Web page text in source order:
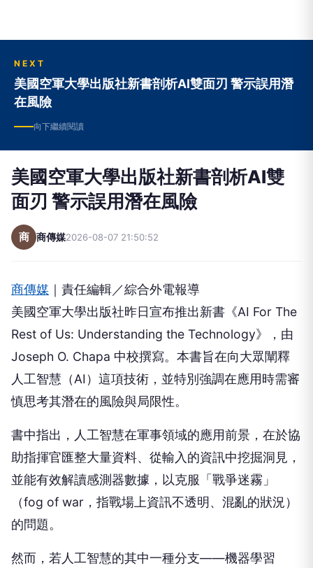
NEXT
美國空軍大學出版社新書剖析AI雙面刃 警示誤用潛
在風險
向下繼續閱讀
美國空軍大學出版社新書剖析AI雙
面刃 警示誤用潛在風險
商 商傳媒2026-08-07 21:50:52
商傳媒 ｜責任編輯／綜合外電報導
美國空軍大學出版社昨日宣布推出新書《AI For The
Rest of Us: Understanding the Technology》，由
Joseph O. Chapa 中校撰寫。本書旨在向大眾闡釋
人工智慧（AI）這項技術，並特別強調在應用時需審
慎思考其潛在的風險與局限性。
書中指出，人工智慧在軍事領域的應用前景，在於協
助指揮官匯整大量資料、從輸入的資訊中挖掘洞見，
並能有效解讀感測器數據，以克服「戰爭迷霧」
（fog of war，指戰場上資訊不透明、混亂的狀況）
的問題。
然而，若人工智慧的其中一種分支——機器學習